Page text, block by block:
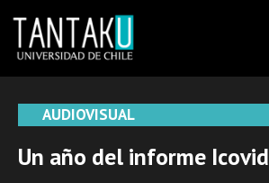
content
AUDIOVISUAL
Un año del informe Icovid